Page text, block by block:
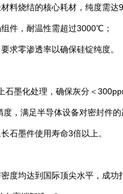
料烧结的核心耗材，纯度需达
件，耐温性需超过3000℃；
求零渗透率以确保硅锭纯度。
墨化处理，确保灰分＜
，满足半导体设备对密封件的
石墨件使用寿命3倍以上。
度均达到国际顶尖水平，成